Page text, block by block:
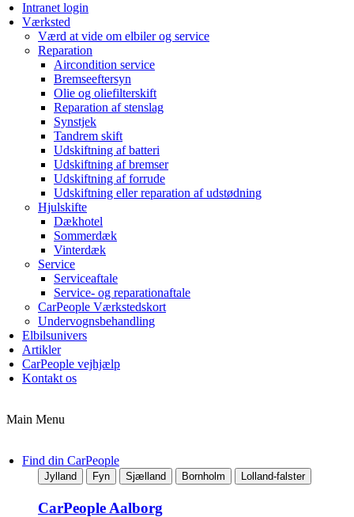
Intranet login
Værksted
Værd at vide om elbiler og service
Reparation
Aircondition service
Bremseeftersyn
Olie og oliefilterskift
Reparation af stenslag
Synstjek
Tandrem skift
Udskiftning af batteri
Udskiftning af bremser
Udskiftning af forrude
Udskiftning eller reparation af udstødning
Hjulskifte
Dækhotel
Sommerdæk
Vinterdæk
Service
Serviceaftale
Service- og reparationaftale
CarPeople Værkstedskort
Undervognsbehandling
Elbilsunivers
Artikler
CarPeople vejhjælp
Kontakt os
Main Menu
Find din CarPeople
Jylland Fyn Sjælland Bornholm Lolland-falster
CarPeople Aalborg